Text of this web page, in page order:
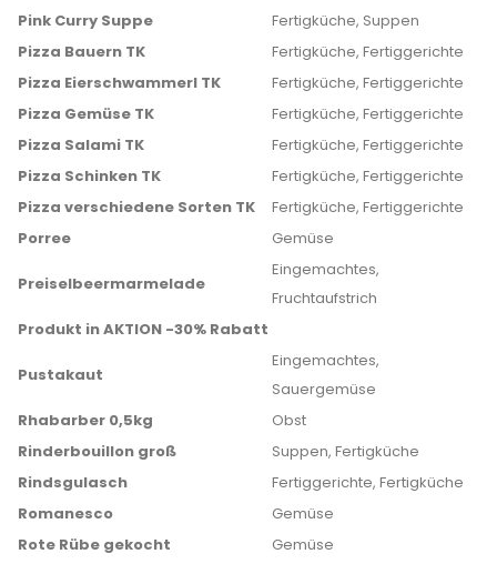
Pink Curry Suppe
Fertigküche, Suppen
Pizza Bauern TK
Fertigküche, Fertiggerichte
Pizza Eierschwammerl TK
Fertigküche, Fertiggerichte
Pizza Gemüse TK
Fertigküche, Fertiggerichte
Pizza Salami TK
Fertigküche, Fertiggerichte
Pizza Schinken TK
Fertigküche, Fertiggerichte
Pizza verschiedene Sorten TK
Fertigküche, Fertiggerichte
Porree
Gemüse
Preiselbeermarmelade
Eingemachtes,
Fruchtaufstrich
Produkt in AKTION -30% Rabatt
Pustakaut
Eingemachtes,
Sauergemüse
Rhabarber 0,5kg
Obst
Rinderbouillon groß
Suppen, Fertigküche
Rindsgulasch
Fertiggerichte, Fertigküche
Romanesco
Gemüse
Rote Rübe gekocht
Gemüse